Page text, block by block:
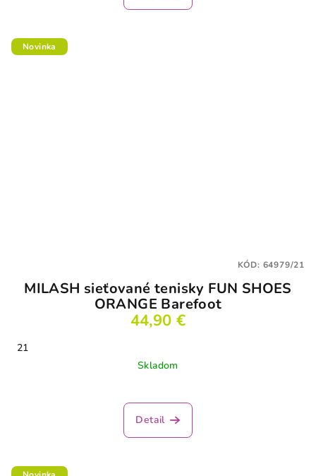
Novinka
MILASH sieťované tenisky FUN SHOES
ORANGE Barefoot
44,90 €
21
Skladom
Detail
KÓD: 64979/21